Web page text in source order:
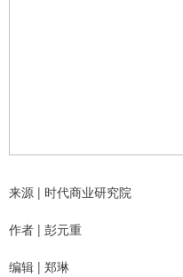
来源 | 时代商业研究院
作者 | 彭元重
编辑 | 郑琳